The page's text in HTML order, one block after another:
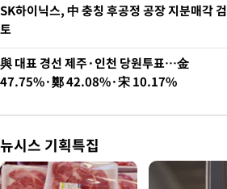
SK하이닉스, 中 충칭 후공정 공장 지분매각 검
토
與 대표 경선 제주·인천 당원투표…金
47.75%·鄭 42.08%·宋 10.17%
뉴시스 기획특집